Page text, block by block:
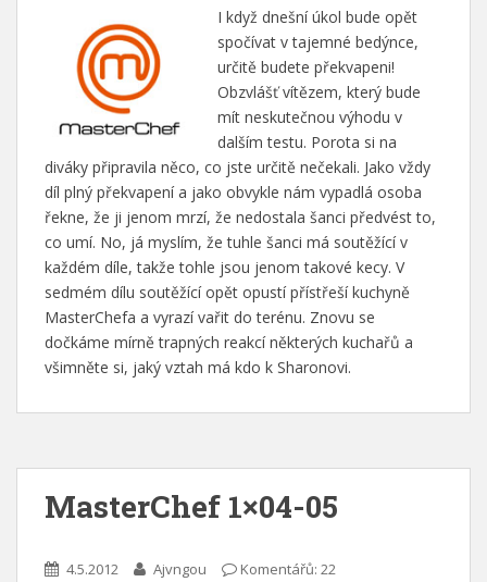
I když dnešní úkol bude opět
spočívat v tajemné bedýnce,
určitě budete překvapeni!
Obzvlášť vítězem, který bude
mít neskutečnou výhodu v
dalším testu. Porota si na
diváky připravila něco, co jste určitě nečekali. Jako vždy
díl plný překvapení a jako obvykle nám vypadlá osoba
řekne, že ji jenom mrzí, že nedostala šanci předvést to,
co umí. No, já myslím, že tuhle šanci má soutěžící v
každém díle, takže tohle jsou jenom takové kecy. V
sedmém dílu soutěžící opět opustí přístřeší kuchyně
MasterChefa a vyrazí vařit do terénu. Znovu se
dočkáme mírně trapných reakcí některých kuchařů a
všimněte si, jaký vztah má kdo k Sharonovi.
MasterChef 1×04-05
4.5.2012 Ajvngou Komentářů: 22